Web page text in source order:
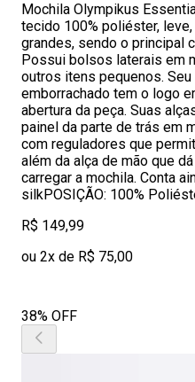
Mochila Olympikus
tecido 100% poliéster,
grandes, sendo o principal
Possui bolsos laterais em
outros itens pequenos.
emborrachado tem o logo
abertura da peça. Suas
painel da parte de trás em
com reguladores que
além da alça de mão que
carregar a mochila. Conta
silkPOSIÇÃO: 100%
R$ 149,99
ou 2x de R$ 75,00
38% OFF